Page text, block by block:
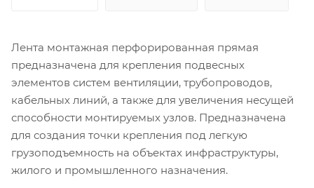
Лента монтажная перфорированная прямая
предназначена для крепления подвесных
элементов систем вентиляции, трубопроводов,
кабельных линий, а также для увеличения несущей
способности монтируемых узлов. Предназначена
для создания точки крепления под легкую
грузоподъемность на объектах инфраструктуры,
жилого и промышленного назначения.